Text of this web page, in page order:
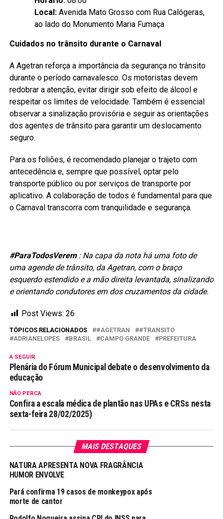
Local:Avenida Mato Grosso com Rua Calógeras,
ao lado do Monumento Maria Fumaça
Cuidados no trânsito durante o Carnaval
A Agetran reforça a importância da segurança no trânsito
durante o período carnavalesco. Os motoristas devem
redobrar a atenção, evitar dirigir sob efeito de álcool e
respeitar os limites de velocidade. Também é essencial
observar a sinalização provisória e seguir as orientações
dos agentes de trânsito para garantir um deslocamento
seguro.
Para os foliões, é recomendado planejar o trajeto com
antecedência e, sempre que possível, optar pelo
transporte público ou por serviços de transporte por
aplicativo. A colaboração de todos é fundamental para que
o Carnaval transcorra com tranquilidade e segurança.
#ParaTodosVerem: Na capa da nota há uma foto de
uma agende de trânsito, da Agetran, com o braço
esquerdo estendido e a mão direita levantada, sinalizando
e orientando condutores em dos cruzamentos da cidade.
Post Views: 26
TÓPICOS RELACIONADOS #AGETRAN
#TRANSITO
ADRIANELOPES
BRASIL CAMPO GRANDE PREFEITURA
A SEGUIR
Plenária do Fórum Municipal debate o desenvolvimento da
educação
NÃO PERCA
Confira a escala médica de plantão nas UPAs e CRSs nesta
sexta-feira 28/02/2025)
MAIS DESTAQUES
NATURA APRESENTA NOVA FRAGRÂNCIA
HUMOR ENVOLVE
Pará confirma 19 casos de monkeypox após
morte de cantor